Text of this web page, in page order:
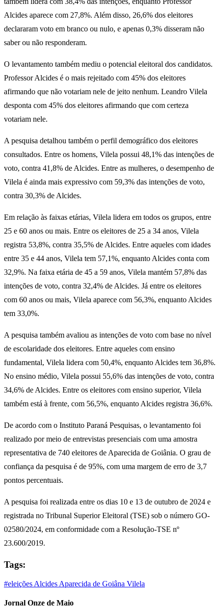
Alcides aparece com 27,8%. Além disso, 26,6% dos eleitores
declararam voto em branco ou nulo, e apenas 0,3% disseram não
saber ou não responderam.
O levantamento também mediu o potencial eleitoral dos candidatos.
Professor Alcides é o mais rejeitado com 45% dos eleitores
afirmando que não votariam nele de jeito nenhum. Leandro Vilela
desponta com 45% dos eleitores afirmando que com certeza
votariam nele.
A pesquisa detalhou também o perfil demográfico dos eleitores
consultados. Entre os homens, Vilela possui 48,1% das intenções de
voto, contra 41,8% de Alcides. Entre as mulheres, o desempenho de
Vilela é ainda mais expressivo com 59,3% das intenções de voto,
contra 30,3% de Alcides.
Em relação às faixas etárias, Vilela lidera em todos os grupos, entre
25 e 60 anos ou mais. Entre os eleitores de 25 a 34 anos, Vilela
registra 53,8%, contra 35,5% de Alcides. Entre aqueles com idades
entre 35 e 44 anos, Vilela tem 57,1%, enquanto Alcides conta com
32,9%. Na faixa etária de 45 a 59 anos, Vilela mantém 57,8% das
intenções de voto, contra 32,4% de Alcides. Já entre os eleitores
com 60 anos ou mais, Vilela aparece com 56,3%, enquanto Alcides
tem 33,0%.
A pesquisa também avaliou as intenções de voto com base no nível
de escolaridade dos eleitores. Entre aqueles com ensino
fundamental, Vilela lidera com 50,4%, enquanto Alcides tem 36,8%.
No ensino médio, Vilela possui 55,6% das intenções de voto, contra
34,6% de Alcides. Entre os eleitores com ensino superior, Vilela
também está à frente, com 56,5%, enquanto Alcides registra 36,6%.
De acordo com o Instituto Paraná Pesquisas, o levantamento foi
realizado por meio de entrevistas presenciais com uma amostra
representativa de 740 eleitores de Aparecida de Goiânia. O grau de
confiança da pesquisa é de 95%, com uma margem de erro de 3,7
pontos percentuais.
A pesquisa foi realizada entre os dias 10 e 13 de outubro de 2024 e
registrada no Tribunal Superior Eleitoral (TSE) sob o número GO-
02580/2024, em conformidade com a Resolução-TSE nº
23.600/2019.
Tags:
#eleições Alcides Aparecida de Goiâna Vilela
Jornal Onze de Maio